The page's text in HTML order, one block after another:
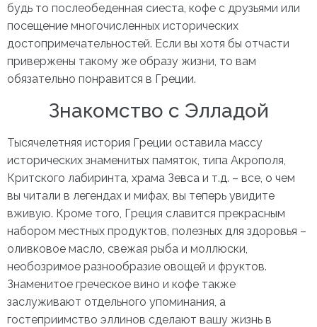
будь то послеобеденная сиеста, кофе с друзьями или
посещение многочисленных исторических
достопримечательностей. Если вы хотя бы отчасти
привержены такому же образу жизни, то вам
обязательно понравится в Греции.
Знакомство с Элладой
Тысячелетняя история Греции оставила массу
исторических знаменитых памяток, типа Акрополя,
Критского лабиринта, храма Зевса и т.д. – все, о чем
вы читали в легендах и мифах, вы теперь увидите
вживую. Кроме того, Греция славится прекрасным
набором местных продуктов, полезных для здоровья –
оливковое масло, свежая рыба и моллюски,
необозримое разнообразие овощей и фруктов.
Знаменитое греческое вино и кофе также
заслуживают отдельного упоминания, а
гостеприимство эллинов сделают вашу жизнь в